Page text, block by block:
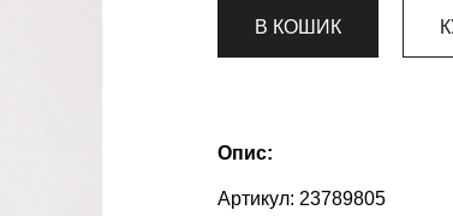
В КОШИК
Опис:
Артикул: 23789805